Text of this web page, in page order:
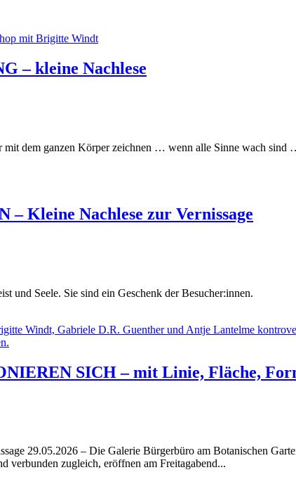
– kleine Nachlese
dem ganzen Körper zeichnen … wenn alle Sinne wach
Kleine Nachlese zur Vernissage
und Seele. Sie sind ein Geschenk der Besucher:innen.
SICH – mit Linie, Fläche,
29.05.2026 – Die Galerie Bürgerbüro am Botanischen
verbunden zugleich, eröffnen am Freitagabend...